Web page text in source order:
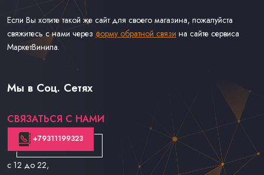
Если Вы хотите такой же сайт для своего магазина, пожалуйста
свяжитесь с нами через форму обратной связи на сайте сервиса
МаркетВинила.
Каталог Музыки на Виниле В Наличии
Доставка и Оплата
Мы в Соц. Сетях
СВЯЗАТЬСЯ С НАМИ
+79311199323
с 12 до 22,